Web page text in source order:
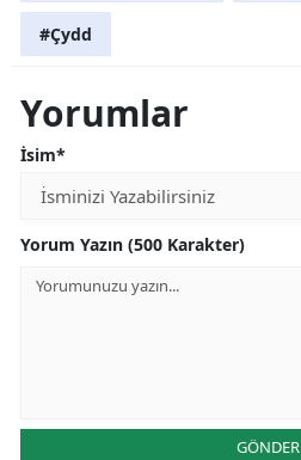
#Çydd
Yorumlar
İsim*
Yorum Yazın (500 Karakter)
GÖNDER